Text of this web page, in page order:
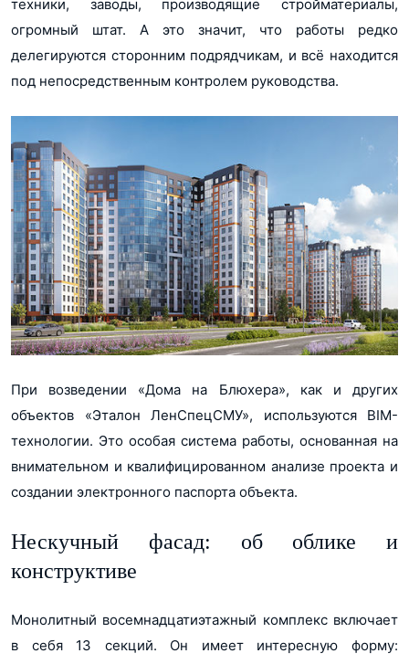
техники, заводы, производящие стройматериалы,
огромный штат. А это значит, что работы редко
делегируются сторонним подрядчикам, и всё находится
под непосредственным контролем руководства.
При возведении «Дома на Блюхера», как и других
объектов «Эталон ЛенСпецСМУ», используются BIM-
технологии. Это особая система работы, основанная на
внимательном и квалифицированном анализе проекта и
создании электронного паспорта объекта.
Нескучный фасад: об облике и
конструктиве
Монолитный восемнадцатиэтажный комплекс включает
в себя 13 секций. Он имеет интересную форму: